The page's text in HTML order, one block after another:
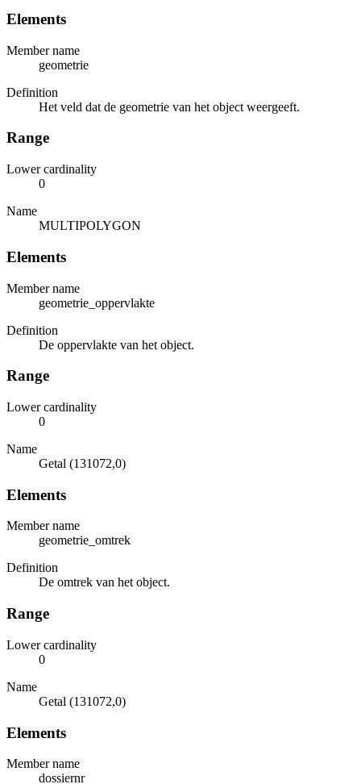
Elements
Member name
geometrie
Definition
Het veld dat de geometrie van het object weergeeft.
Range
Lower cardinality
0
Name
MULTIPOLYGON
Elements
Member name
geometrie_oppervlakte
Definition
De oppervlakte van het object.
Range
Lower cardinality
0
Name
Getal (131072,0)
Elements
Member name
geometrie_omtrek
Definition
De omtrek van het object.
Range
Lower cardinality
0
Name
Getal (131072,0)
Elements
Member name
dossiernr